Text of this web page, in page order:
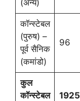
(अन्य)
कॉन्स्टेबल
(पुरुष) –
पूर्व सैनिक
(कमांडो)
96
कुल
कॉन्स्टेबल
1925